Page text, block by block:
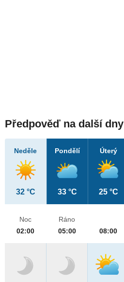
Předpověď na další dny
Neděle
32 °C
Pondělí
33 °C
Úterý
25 °C
Noc
02:00
Ráno
05:00
08:00